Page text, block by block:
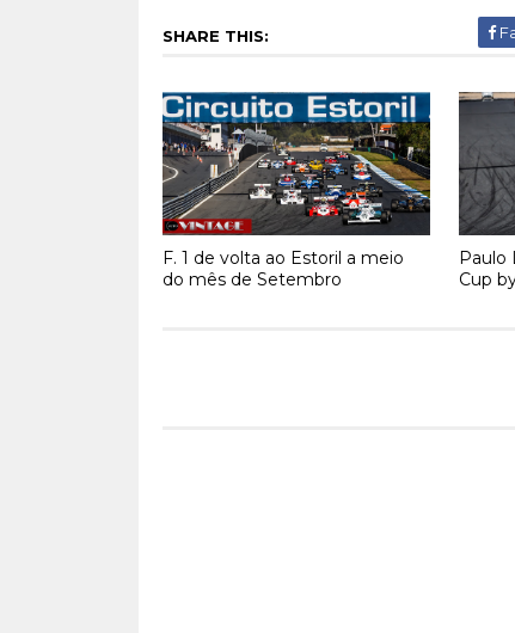
SHARE THIS:
F. 1 de volta ao Estoril a meio
do mês de Setembro
Paulo
Cup